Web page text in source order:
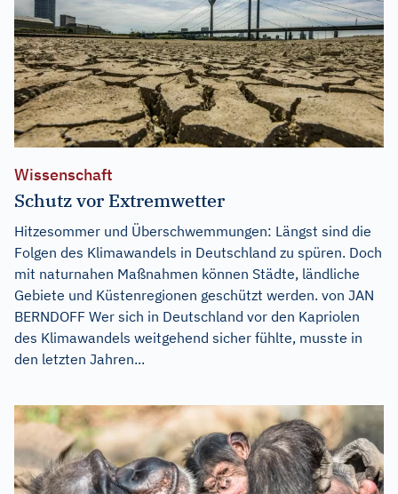
Wissenschaft
Schutz vor Extremwetter
Hitzesommer und Überschwemmungen: Längst sind die
Folgen des Klimawandels in Deutschland zu spüren. Doch
mit naturnahen Maßnahmen können Städte, ländliche
Gebiete und Küstenregionen geschützt werden. von JAN
BERNDOFF Wer sich in Deutschland vor den Kapriolen
des Klimawandels weitgehend sicher fühlte, musste in
den letzten Jahren...